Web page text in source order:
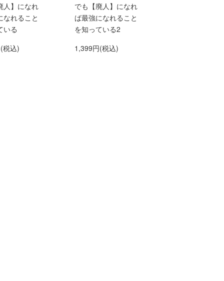
人】になれ
なれること
いる
税込)
でも【廃人】になれ
ば最強になれること
を知っている2
1,399円(税込)